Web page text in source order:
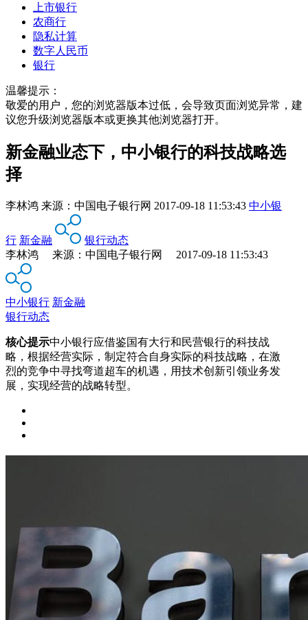
上市银行
农商行
隐私计算
数字人民币
银行
温馨提示：
敬爱的用户，您的浏览器版本过低，会导致页面浏览异常，建
议您升级浏览器版本或更换其他浏览器打开。
新金融业态下，中小银行的科技战略选
择
李林鸿 来源： 中国电子银行网 2017-09-18 11:53:43 中小银
行 新金融
银行动态
李林鸿 来源：中国电子银行网 2017-09-18 11:53:43
中小银行 新金融
银行动态
核心提示中小银行应借鉴国有大行和民营银行的科技战
略，根据经营实际，制定符合自身实际的科技战略，在激
烈的竞争中寻找弯道超车的机遇，用技术创新引领业务发
展，实现经营的战略转型。